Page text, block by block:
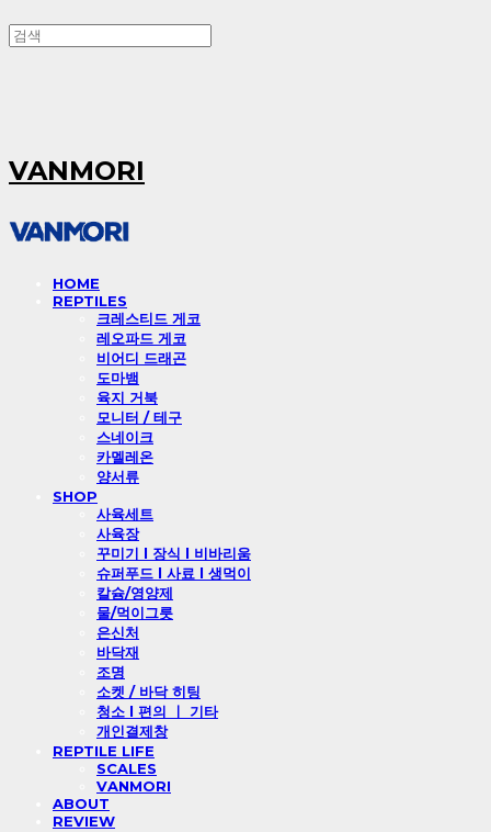
VANMORI
HOME
REPTILES
크레스티드 게코
레오파드 게코
비어디 드래곤
도마뱀
육지 거북
모니터 / 테구
스네이크
카멜레온
양서류
SHOP
사육세트
사육장
꾸미기 l 장식 l 비바리움
슈퍼푸드 l 사료 l 생먹이
칼슘/영양제
물/먹이그릇
은신처
바닥재
조명
소켓 / 바닥 히팅
청소 l 편의 ㅣ 기타
개인결제창
REPTILE LIFE
SCALES
VANMORI
ABOUT
REVIEW